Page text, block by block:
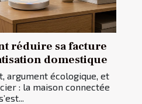
réduire sa facture
domestique
argument écologique, et
: la maison connectée